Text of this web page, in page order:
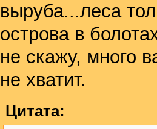
выруба...леса
острова в
не скажу, много
не хватит.
Цитата: